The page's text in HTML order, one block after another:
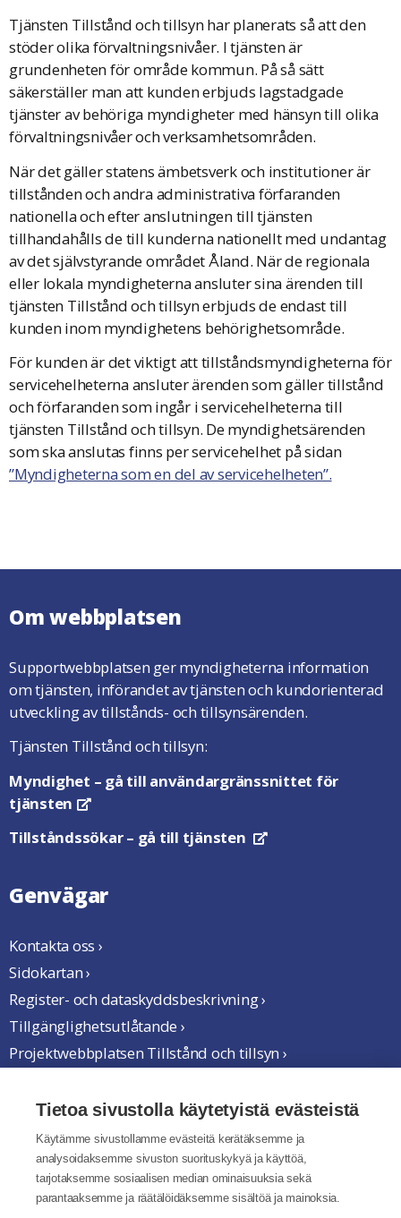
Tjänsten Tillstånd och tillsyn har planerats så att den
stöder olika förvaltningsnivåer. I tjänsten är
grundenheten för område kommun. På så sätt
säkerställer man att kunden erbjuds lagstadgade
tjänster av behöriga myndigheter med hänsyn till olika
förvaltningsnivåer och verksamhetsområden.
När det gäller statens ämbetsverk och institutioner är
tillstånden och andra administrativa förfaranden
nationella och efter anslutningen till tjänsten
tillhandahålls de till kunderna nationellt med undantag
av det självstyrande området Åland. När de regionala
eller lokala myndigheterna ansluter sina ärenden till
tjänsten Tillstånd och tillsyn erbjuds de endast till
kunden inom myndighetens behörighetsområde.
För kunden är det viktigt att tillståndsmyndigheterna för
servicehelheterna ansluter ärenden som gäller tillstånd
och förfaranden som ingår i servicehelheterna till
tjänsten Tillstånd och tillsyn. De myndighetsärenden
som ska anslutas finns per servicehelhet på sidan
”Myndigheterna som en del av servicehelheten”.
Om webbplatsen
Supportwebbplatsen ger myndigheterna information
om tjänsten, införandet av tjänsten och kundorienterad
utveckling av tillstånds- och tillsynsärenden.
Tjänsten Tillstånd och tillsyn:
Myndighet – gå till användargränssnittet för
tjänsten
Öppnas i en ny flik
Tillståndssökar– gå till tjänsten Öppnas i en ny flik
Genvägar
Kontakta oss ›
Sidokartan ›
Register- och dataskyddsbeskrivning ›
Tillgänglighetsutlåtande ›
Projektwebbplatsen Tillstånd och tillsyn ›
Vi samarbetar
Tietoa sivustolla käytetyistä evästeistä
Käytämme sivustollamme evästeitä kerätäksemme ja
analysoidaksemme sivuston suorituskykyä ja käyttöä,
tarjotaksemme sosiaalisen median ominaisuuksia sekä
parantaaksemme ja räätälöidäksemme sisältöä ja mainoksia.